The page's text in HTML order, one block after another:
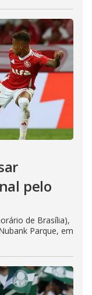
pelo
de Brasília),
Parque, em